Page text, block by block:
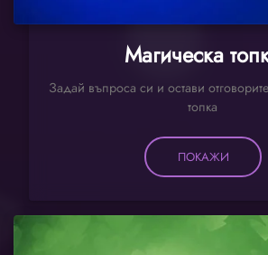
Магическа
Задай въпроса си и остави
топка
ПОКАЖИ